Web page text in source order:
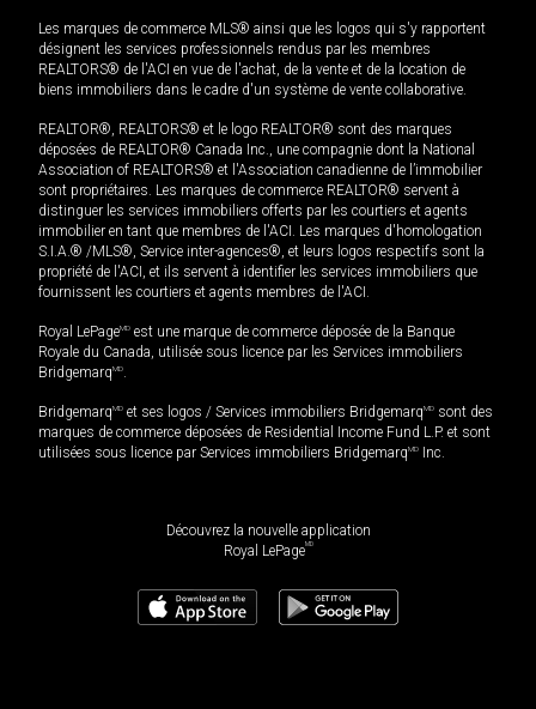
Les marques de commerce MLS® ainsi que les logos qui s'y rapportent
désignent les services professionnels rendus par les membres
REALTORS® de l'ACI en vue de l'achat, de la vente et de la location de
biens immobiliers dans le cadre d'un système de vente collaborative.
REALTOR®, REALTORS® et le logo REALTOR® sont des marques
déposées de REALTOR® Canada Inc., une compagnie dont la National
Association of REALTORS® et l'Association canadienne de l’immobilier
sont propriétaires. Les marques de commerce REALTOR® servent à
distinguer les services immobiliers offerts par les courtiers et agents
immobilier en tant que membres de l'ACI. Les marques d'homologation
S.I.A.® /MLS®, Service inter-agences®, et leurs logos respectifs sont la
propriété de l'ACI, et ils servent à identifier les services immobiliers que
fournissent les courtiers et agents membres de l'ACI.
Royal LePageMD est une marque de commerce déposée de la Banque
Royale du Canada, utilisée sous licence par les Services immobiliers
BridgemarqMD.
BridgemarqMD et ses logos / Services immobiliers BridgemarqMD sont des
marques de commerce déposées de Residential Income Fund L.P. et sont
utilisées sous licence par Services immobiliers BridgemarqMD Inc.
Découvrez la nouvelle application
Royal LePageMD